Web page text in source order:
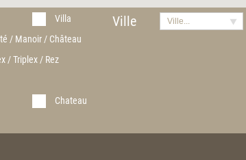
Villa
/ Manoir / Château
/ Triplex / Rez
Chateau
Ville Ville...